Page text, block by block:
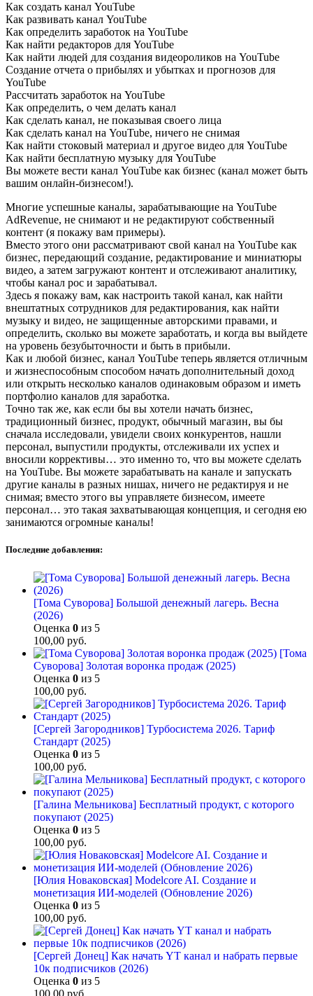
Как создать канал YouTube
Как развивать канал YouTube
Как определить заработок на YouTube
Как найти редакторов для YouTube
Как найти людей для создания видеороликов на YouTube
Создание отчета о прибылях и убытках и прогнозов для
YouTube
Рассчитать заработок на YouTube
Как определить, о чем делать канал
Как сделать канал, не показывая своего лица
Как сделать канал на YouTube, ничего не снимая
Как найти стоковый материал и другое видео для YouTube
Как найти бесплатную музыку для YouTube
Вы можете вести канал YouTube как бизнес (канал может быть
вашим онлайн-бизнесом!).
Многие успешные каналы, зарабатывающие на YouTube
AdRevenue, не снимают и не редактируют собственный
контент (я покажу вам примеры).
Вместо этого они рассматривают свой канал на YouTube как
бизнес, передающий создание, редактирование и миниатюры
видео, а затем загружают контент и отслеживают аналитику,
чтобы канал рос и зарабатывал.
Здесь я покажу вам, как настроить такой канал, как найти
внештатных сотрудников для редактирования, как найти
музыку и видео, не защищенные авторскими правами, и
определить, сколько вы можете заработать, и когда вы выйдете
на уровень безубыточности и быть в прибыли.
Как и любой бизнес, канал YouTube теперь является отличным
и жизнеспособным способом начать дополнительный доход
или открыть несколько каналов одинаковым образом и иметь
портфолио каналов для заработка.
Точно так же, как если бы вы хотели начать бизнес,
традиционный бизнес, продукт, обычный магазин, вы бы
сначала исследовали, увидели своих конкурентов, нашли
персонал, выпустили продукты, отслеживали их успех и
вносили коррективы… это именно то, что вы можете сделать
на YouTube. Вы можете зарабатывать на канале и запускать
другие каналы в разных нишах, ничего не редактируя и не
снимая; вместо этого вы управляете бизнесом, имеете
персонал… это такая захватывающая концепция, и сегодня ею
занимаются огромные каналы!
Последние добавления:
[Тома Суворова] Большой денежный лагерь. Весна
(2026)
Оценка 0 из 5
100,00 руб.
[Тома
Суворова] Золотая воронка продаж (2025)
Оценка 0 из 5
100,00 руб.
[Сергей Загородников] Турбосистема 2026. Тариф
Стандарт (2025)
Оценка 0 из 5
100,00 руб.
[Галина Мельникова] Бесплатный продукт, с которого
покупают (2025)
Оценка 0 из 5
100,00 руб.
[Юлия Новаковская] Modelcore AI. Создание и
монетизация ИИ-моделей (Обновление 2026)
Оценка 0 из 5
100,00 руб.
[Сергей Донец] Как начать YT канал и набрать первые
10к подписчиков (2026)
Оценка 0 из 5
100,00 руб.